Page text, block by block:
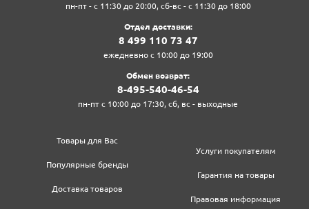
пн-пт - с 11:30 до 20:00, сб-вс - с 11:30 до 18:00
Отдел доставки:
8‍ 4‍9‍9‍ 1‍1‍0‍ 7‍3‍ 4‍7‍
ежедневно с 10:00 до 19:00
Обмен возврат:
8‍-4‍9‍5‍-5‍4‍0‍-4‍6‍-5‍4‍
пн-пт с 10:00 до 17:30, сб, вс - выходные
Товары для Вас
Популярные бренды
Доставка товаров
Услуги покупателям
Гарантия на товары
Правовая информация